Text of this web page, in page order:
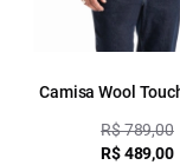
Camisa Wool
R$ 789,00
R$ 489,00